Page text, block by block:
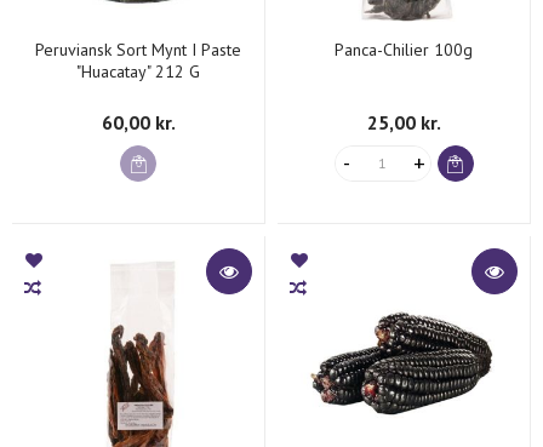
Peruviansk Sort Mynt I Paste
"Huacatay" 212 G
60,00 kr.
Panca-Chilier 100g
25,00 kr.